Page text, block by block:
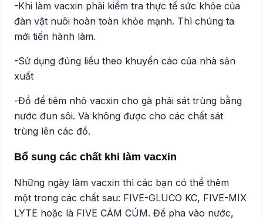
-Khi làm vacxin phải kiểm tra thực tế sức khỏe của
đàn vật nuôi hoàn toàn khỏe mạnh. Thì chúng ta
mới tiến hành làm.
-Sử dụng đúng liều theo khuyến cáo của nhà sản
xuất
-Đồ để tiêm nhỏ vacxin cho gà phải sát trùng bằng
nước đun sôi. Và không được cho các chất sát
trùng lên các đồ.
Bổ sung các chất khi làm vacxin
Những ngày làm vacxin thì các bạn có thể thêm
một trong các chất sau: FIVE-GLUCO KC, FIVE-MIX
LYTE hoặc là FIVE CẢM CÚM. Để pha vào nước,